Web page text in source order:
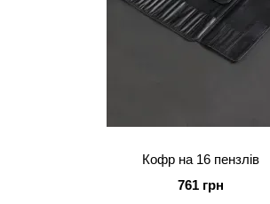
Кофр на 16 пензлів
761 грн